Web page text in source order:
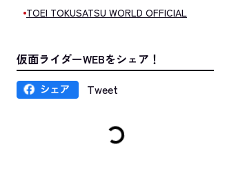
TOEI TOKUSATSU WORLD OFFICIAL
仮面ライダーWEBをシェア！
Tweet